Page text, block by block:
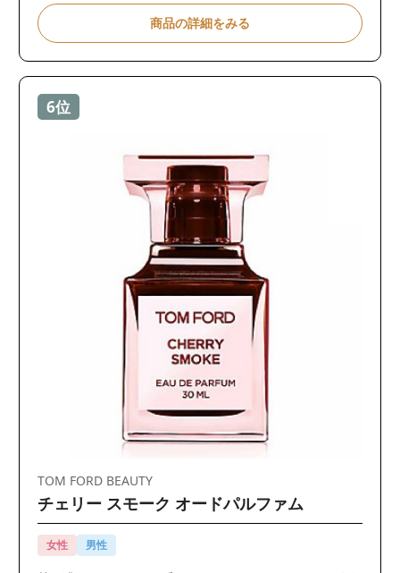
商品の詳細をみる
6位
TOM FORD BEAUTY
チェリー スモーク オードパルファム
女性 男性